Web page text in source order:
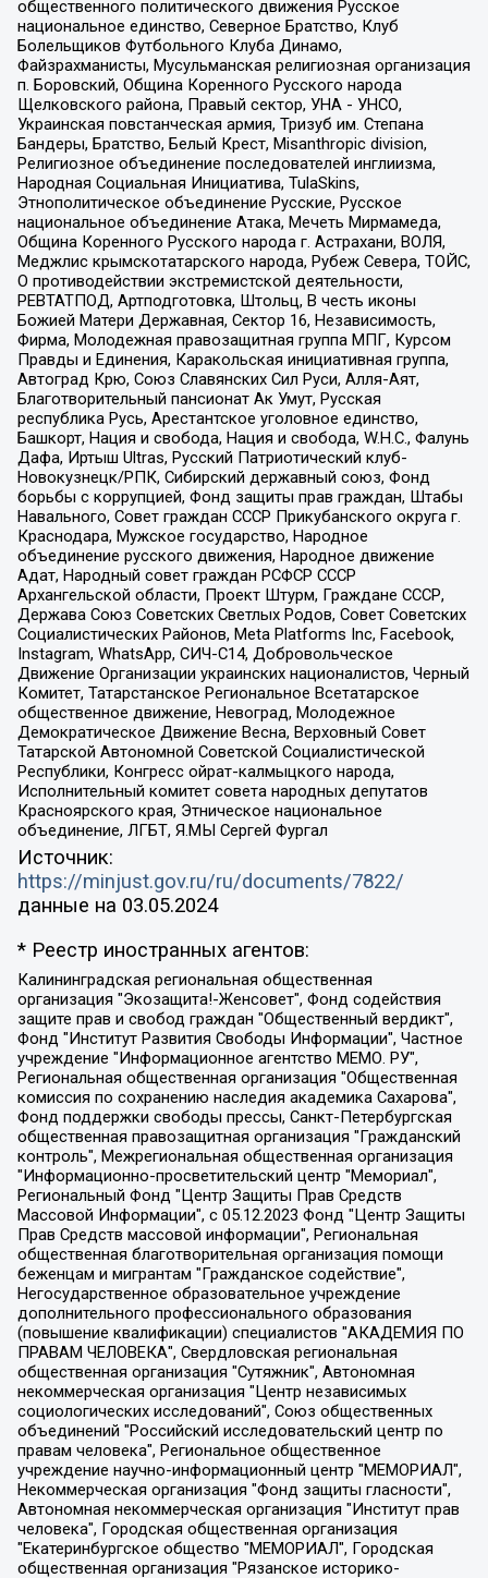
общественного политического движения Русское
национальное единство, Северное Братство, Клуб
Болельщиков Футбольного Клуба Динамо,
Файзрахманисты, Мусульманская религиозная организация
п. Боровский, Община Коренного Русского народа
Щелковского района, Правый сектор, УНА - УНСО,
Украинская повстанческая армия, Тризуб им. Степана
Бандеры, Братство, Белый Крест, Misanthropic division,
Религиозное объединение последователей инглиизма,
Народная Социальная Инициатива, TulaSkins,
Этнополитическое объединение Русские, Русское
национальное объединение Атака, Мечеть Мирмамеда,
Община Коренного Русского народа г. Астрахани, ВОЛЯ,
Меджлис крымскотатарского народа, Рубеж Севера, ТОЙС,
О противодействии экстремистской деятельности,
РЕВТАТПОД, Артподготовка, Штольц, В честь иконы
Божией Матери Державная, Сектор 16, Независимость,
Фирма, Молодежная правозащитная группа МПГ, Курсом
Правды и Единения, Каракольская инициативная группа,
Автоград Крю, Союз Славянских Сил Руси, Алля-Аят,
Благотворительный пансионат Ак Умут, Русская
республика Русь, Арестантское уголовное единство,
Башкорт, Нация и свобода, Нация и свобода, W.H.С., Фалунь
Дафа, Иртыш Ultras, Русский Патриотический клуб-
Новокузнецк/РПК, Сибирский державный союз, Фонд
борьбы с коррупцией, Фонд защиты прав граждан, Штабы
Навального, Совет граждан СССР Прикубанского округа г.
Краснодара, Мужское государство, Народное
объединение русского движения, Народное движение
Адат, Народный совет граждан РСФСР СССР
Архангельской области, Проект Штурм, Граждане СССР,
Держава Союз Советских Светлых Родов, Совет Советских
Социалистических Районов, Meta Platforms Inc, Facebook,
Instagram, WhatsApp, СИЧ-С14, Добровольческое
Движение Организации украинских националистов, Черный
Комитет, Татарстанское Региональное Всетатарское
общественное движение, Невоград, Молодежное
Демократическое Движение Весна, Верховный Совет
Татарской Автономной Советской Социалистической
Республики, Конгресс ойрат-калмыцкого народа,
Исполнительный комитет совета народных депутатов
Красноярского края, Этническое национальное
объединение, ЛГБТ, Я.МЫ Сергей Фургал
Источник:
https://minjust.gov.ru/ru/documents/7822/
данные на 03.05.2024
* Реестр иностранных агентов:
Калининградская региональная общественная организация "Экозащита!-Женсовет", Фонд содействия защите прав и свобод граждан "Общественный вердикт", Фонд "Институт Развития Свободы Информации", Частное учреждение "Информационное агентство МЕМО. РУ", Региональная общественная организация "Общественная комиссия по сохранению наследия академика Сахарова", Фонд поддержки свободы прессы, Санкт-Петербургская общественная правозащитная организация "Гражданский контроль", Межрегиональная общественная организация "Информационно-просветительский центр "Мемориал", Региональный Фонд "Центр Защиты Прав Средств Массовой Информации", с 05.12.2023 Фонд "Центр Защиты Прав Средств массовой информации", Региональная общественная благотворительная организация помощи беженцам и мигрантам "Гражданское содействие", Негосударственное образовательное учреждение дополнительного профессионального образования (повышение квалификации) специалистов "АКАДЕМИЯ ПО ПРАВАМ ЧЕЛОВЕКА", Свердловская региональная общественная организация "Сутяжник", Автономная некоммерческая организация "Центр независимых социологических исследований", Союз общественных объединений "Российский исследовательский центр по правам человека", Региональное общественное учреждение научно-информационный центр "МЕМОРИАЛ", Некоммерческая организация "Фонд защиты гласности", Автономная некоммерческая организация "Институт прав человека", Городская общественная организация "Екатеринбургское общество "МЕМОРИАЛ", Городская общественная организация "Рязанское историко-просветительское и правозащитное общество "Мемориал" (Рязанский Мемориал), Челябинский региональный орган общественной самодеятельности – женское общественное объединение "Женщины Евразии", Челябинский региональный орган общественной самодеятельности "Уральская правозащитная группа", Фонд содействия защите здоровья и социальной справедливости имени Андрея Рылькова, Автономная Некоммерческая Организация "Аналитический Центр Юрия Левады", Автономная некоммерческая организация социальной поддержки населения "Проект Апрель", Региональная общественная организация помощи женщинам и детям, находящимся в кризисной ситуации "Информационно-методический центр "Анна", Фонд содействия развитию массовых коммуникаций и правовому просвещению "Так-так-Так", Фонд содействия устойчивому развитию "Серебряная тайга", Свердловский региональный общественный фонд социальных проектов "Новое время", "Idel.Реалии", Кавказ.Реалии, Крым.Реалии, Телеканал Настоящее Время, Татаро-башкирская служба Радио Свобода (Azatliq Radiosi), Радио Свободная Европа/Радио Свобода (PCE/PC), "Сибирь.Реалии", "Фактограф", Благотворительный фонд помощи осужденным и их семьям, Автономная некоммерческая организация "Институт глобализации и социальных движений", Фонд "В защиту прав заключенных", Частное учреждение "Центр поддержки и содействия развитию средств массовой информации", Пензенский региональный общественный благотворительный фонд "Гражданский союз", "Север.Реалии", Некоммерческая организация Фонд "Правовая инициатива", Общество с ограниченной ответственностью "Радио Свободная Европа/Радио Свобода", Чешское информационное агентство "MEDIUM-ORIENT", Красноярская региональная общественная организация "Мы против СПИДа", Камалягин Денис Николаевич, Маркелов Сергей Евгеньевич, Пономарев Лев Александрович, Савицкая Людмила Алексеевна, Автономная некоммерческая организация "Центр по работе с проблемой насилия "НАСИЛИЮ.НЕТ", Межрегиональный профессиональный союз работников здравоохранения "Альянс врачей", Юридическое лицо, зарегистрированное в Латвийской Республике, SIA "Medusa Project" (регистрационный номер 40103797863, дата регистрации 10.06.2014), Некоммерческая организация "Фонд по борьбе с коррупцией", Автономная некоммерческая организация "Институт права и публичной политики", Баданин Роман Сергеевич, Гликин Максим Александрович, Железнова Мария Михайловна, Лукьянова Юлия Сергеевна, Маетная Елизавета Витальевна, Маняхин Петр Борисович, Чуракова Ольга Владимировна, Ярош Юлия Петровна, Юридическое лицо "The Insider SIA", зарегистрированное в Риге, Латвийская Республика (дата регистрации 26.06.2015), являющееся администратором доменного имени интернет-издания "The Insider SIA", https://theins.ru, Постернак Алексей Евгеньевич, Рубин Михаил Аркадьевич, Анин Роман Александрович, Юридическое лицо Istories fonds, зарегистрированное в Латвийской Республике (регистрационный номер 50008295751, дата регистрации 24.02.2020), Великовский Дмитрий Александрович, Долинина Ирина Николаевна, Мароховская Алеся Алексеевна, Шлейнов Роман Юрьевич, Шмагун Олеся Валентиновна, Общество с ограниченной ответственностью "Альтаир 2021", Общество с ограниченной ответственностью "Вега 2021", Общество с ограниченной ответственностью "Главный редактор 2021", Общество с ограниченной ответственностью "Ромашки монолит", Важенков Артем Валерьевич, Ивановская областная общественная организация "Центр гендерных исследований", Гурман Юрий Альбертович, Медиапроект "ОВД-Инфо", Егоров Владимир Владимирович, Жилинский Владимир Александрович, Общество с ограниченной ответственностью "ЗП", Иванова София Юрьевна, Карезина Инна Павловна, Кильтау Екатерина Викторовна, Петров Алексей Викторович, Пискунов Сергей Евгеньевич, Смирнов Сергей Сергеевич, Тихонов Михаил Сергеевич, Общество с ограниченной ответственностью "ЖУРНАЛИСТ-ИНОСТРАННЫЙ АГЕНТ", Арапова Галина Юрьевна, Вольтская Татьяна Анатольевна, Американская компания "Mason G.E.S. Anonymous Foundation" (США), являющаяся владельцем интернет-издания https://mnews.world/, Компания "Stichting Bellingcat", зарегистрированная в Нидерландах (дата регистрации 11.07.2018), Захаров Андрей Вячеславович, Клепиковская Екатерина Дмитриевна, Общество с ограниченной ответственностью "МЕМО", Перл Роман Александрович, Симонов Евгений Алексеевич, Соловьева Елена Анатольевна, Сотников Даниил Владимирович, Сурначева Елизавета Дмитриевна, Автономная некоммерческая организация по защите прав человека и информированию населения "Якутия – Наше Мнение", Общество с ограниченной ответственностью "Москоу диджитал медиа", с 26.01.2023 Общество с ограниченной ответственностью "Чайка Белые сады", Ветошкина Валерия Валерьевна, Заговора Максим Александрович, Межрегиональное общественное движение "Российская ЛГБТ - сеть", Оленичев Максим Владимирович, Павлов Иван Юрьевич, Скворцова Елена Сергеевна, Общество с ограниченной ответственностью "Как бы инагент", Кочетков Игорь Викторович, Общество с ограниченной ответственностью "Честные выборы", Еланчик Олег Александрович, Общество с ограниченной ответственностью "Нобелевский призыв", Гималова Регина Эмилевна, Григорьев Андрей Валерьевич, Григорьева Алина Александровна, Ассоциация по содействию защите прав призывников, альтернативнослужащих и военнослужащих "Правозащитная группа "Гражданин.Армия.Право", Хисамова Регина Фаритовна, Автономная некоммерческая организация по реализации социально-правовых программ "Лилит", Дальневосточное общественное движение "Маяк", Санкт-Петербургская ЛГБТ-инициативная группа "Выход", Инициативная группа ЛГБТ+ "Реверс", Алексеев Андрей Викторович, Бекбулатова Таисия Львовна, Беляев Иван Михайлович, Владыкина Елена Сергеевна, Гельман Марат Александрович, Никульшина Вероника Юрьевна, Толоконникова Надежда Андреевна, Шендерович Виктор Анатольевич, Общество с ограниченной ответственностью "Данное сообщение", Общество с ограниченной ответственностью Издательский дом "Новая глава", Айнбиндер Александра Александровна, Московский комьюнити-центр для ЛГБТ+инициатив, Благотворительный фонд развития филантропии, Deutsche Welle (Германия, Kurt-Schumacher-Strasse 3, 53113 Bonn), Борзунова Мария Михайловна, Воробьев Виктор Викторович, Голубева Анна Львовна, Константинова Алла Михайловна, Малкова Ирина Владимировна, Мурадов Мурад Абдулгалимович, Осетинская Елизавета Николаевна, Понасенков Евгений Николаевич, Ганапольский Матвей Юрьевич, Киселев Евгений Алексеевич, Борухович Ирина Григорьевна, Дремин Иван Тимофеевич, Дубровский Дмитрий Викторович, Красноярская региональная общественная организация поддержки и развития альтернативных образовательных технологий и межкультурных коммуникаций "ИНТЕРРА", Маяковская Екатерина Алексеевна, Фейгин Марк Захарович, Филимонов Андрей Викторович, Дзугкоева Регина Николаевна, Доброхотов Роман Александрович, Дудь Юрий Александрович, Елкин Сергей Владимирович, Кругликов Кирилл Игоревич, Сабунаева Мария Леонидовна, Семенов Алексей Владимирович, Шаинян Карен Багратович, Шульман Екатерина Михайловна, Асафьев Артур Валерьевич, Вахштайн Виктор Семенович, Венедиктов Алексей Алексеевич, Лушникова Екатерина Евгеньевна, Волков Леонид Михайлович, Невзоров Александр Глебович, Пархоменко Сергей Борисович, Сироткин Ярослав Николаевич, Кара-Мурза Владимир Владимирович, Баранова Наталья Владимировна, Гозман Леонид Яковлевич, Кагарлицкий Борис Юльевич, Климарев Михаил Валерьевич, Милов Владимир Станиславович, Автономная некоммерческая организация Краснодарский центр современного искусства "Типография", Моргенштерн Алишер Тагирович, Соболь Любовь Эдуардовна, Общество с ограниченной ответственностью "ЛИЗА НОРМ", Каспаров Гарри Кимович, Ходорковский Михаил Борисович, Общество с ограниченной ответственностью "Апрельские тезисы", Данилович Ирина Брониславовна, Кашин Олег Владимирович, Петров Николай Владимирович, Пивоваров Алексей Владимирович, Соколов Михаил Владимирович, Цветкова Юлия Владимировна, Чичваркин Евгений Александрович, Комитет против пыток/Команда против пыток, Общество с ограниченной ответственностью "Первый научный", Общество с ограниченной ответственностью "Вертолет и ко", Белоцерковская Вероника Борисовна, Кац Максим Евгеньевич, Лазарева Татьяна Юрьевна, Шаведдинов Руслан Табризович, Яшин Илья Валерьевич, Общество с ограниченной ответственностью "Иноагент ААВ", Алешковский Дмитрий Петрович, Альбац Евгения Марковна, Быков Дмитрий Львович, Галямина Юлия Евгеньевна, Лойко Сергей Леонидович, Мартынов Кирилл Константинович, Медведев Сергей Александрович, Крашенинников Федор Геннадиевич, Гордеева Катерина Вл